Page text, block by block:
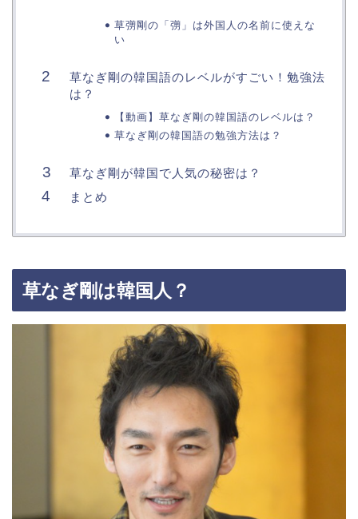
草彅剛の「彅」は外国人の名前に使えな
い
草なぎ剛の韓国語のレベルがすごい！勉強法
は？
【動画】草なぎ剛の韓国語のレベルは？
草なぎ剛の韓国語の勉強方法は？
草なぎ剛が韓国で人気の秘密は？
まとめ
草なぎ剛は韓国人？